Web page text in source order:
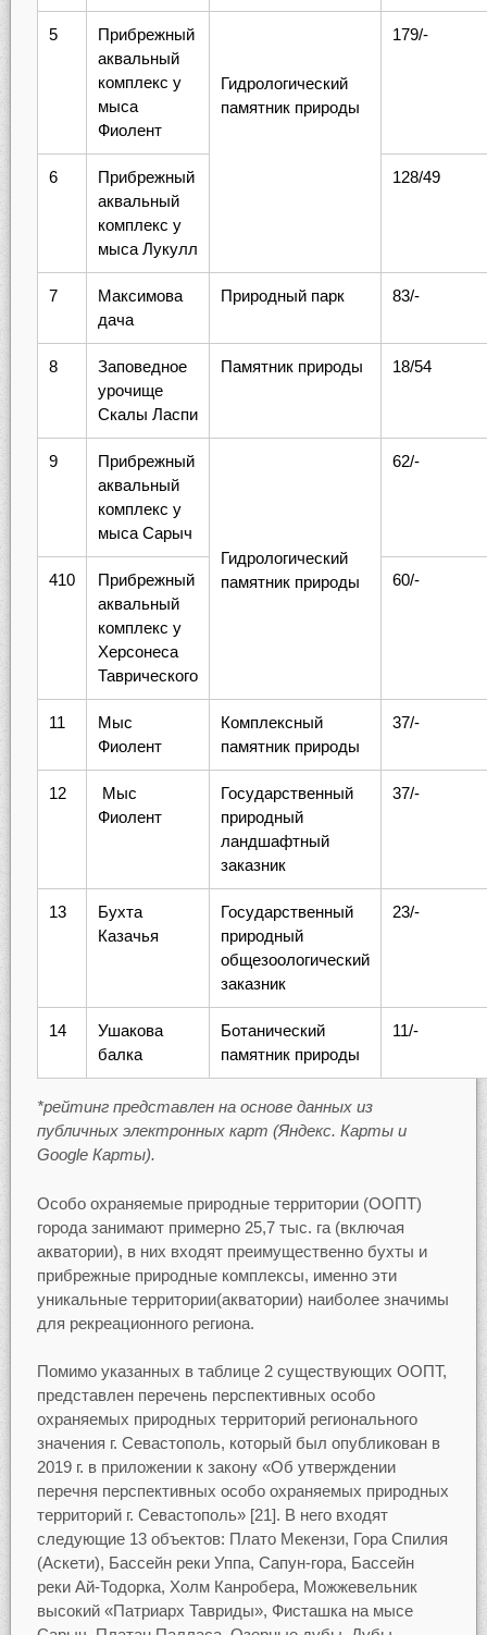
5
Прибрежный
аквальный
комплекс у
мыса
Фиолент
Гидрологический
памятник природы
179/-
6
Прибрежный
аквальный
комплекс у
мыса Лукулл
128/49
7
Максимова
дача
Природный парк 83/-
8
Заповедное
урочище
Скалы Ласпи
Памятник природы 18/54
9
Прибрежный
аквальный
комплекс у
мыса Сарыч
Гидрологический
памятник природы
62/-
410
Прибрежный
аквальный
комплекс у
Херсонеса
Таврического
60/-
11
Мыс
Фиолент
Комплексный
памятник природы
37/-
12
Мыс
Фиолент
Государственный
природный
ландшафтный
заказник
37/-
13
Бухта
Казачья
Государственный
природный
общезоологический
заказник
23/-
14
Ушакова
балка
Ботанический
памятник природы
11/-
*рейтинг представлен на основе данных из
публичных электронных карт (Яндекс. Карты и
GoogleКарты).
Особо охраняемые природные территории (ООПТ)
города занимают примерно 25,7 тыс. га (включая
акватории), в них входят преимущественно бухты и
прибрежные природные комплексы, именно эти
уникальные территории(акватории) наиболее значимы
для рекреационного региона.
Помимо указанных в таблице 2 существующих ООПТ,
представлен перечень перспективных особо
охраняемых природных территорий регионального
значения г. Севастополь, который был опубликован в
2019 г. в приложении к закону «Об утверждении
перечня перспективных особо охраняемых природных
территорий г. Севастополь» [21]. В него входят
следующие 13 объектов: Плато Мекензи, Гора Спилия
(Аскети), Бассейн реки Уппа, Сапун-гора, Бассейн
реки Ай-Тодорка, Холм Канробера, Можжевельник
высокий «Патриарх Тавриды», Фисташка на мысе